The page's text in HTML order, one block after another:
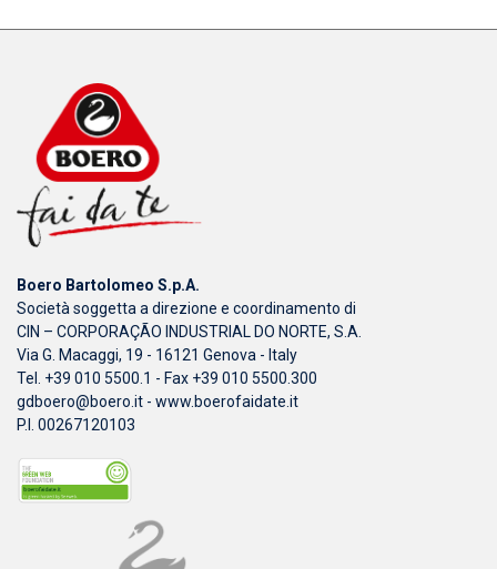
Boero Bartolomeo S.p.A.
Società soggetta a direzione e coordinamento di
CIN – CORPORAÇÃO INDUSTRIAL DO NORTE, S.A.
Via G. Macaggi, 19 - 16121 Genova - Italy
Tel. +39 010 5500.1 - Fax +39 010 5500.300
gdboero@boero.it - www.boerofaidate.it
P.I. 00267120103